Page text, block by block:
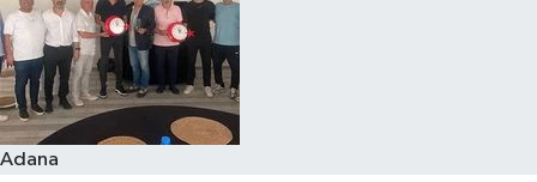
Adana
Resmi İlanlar